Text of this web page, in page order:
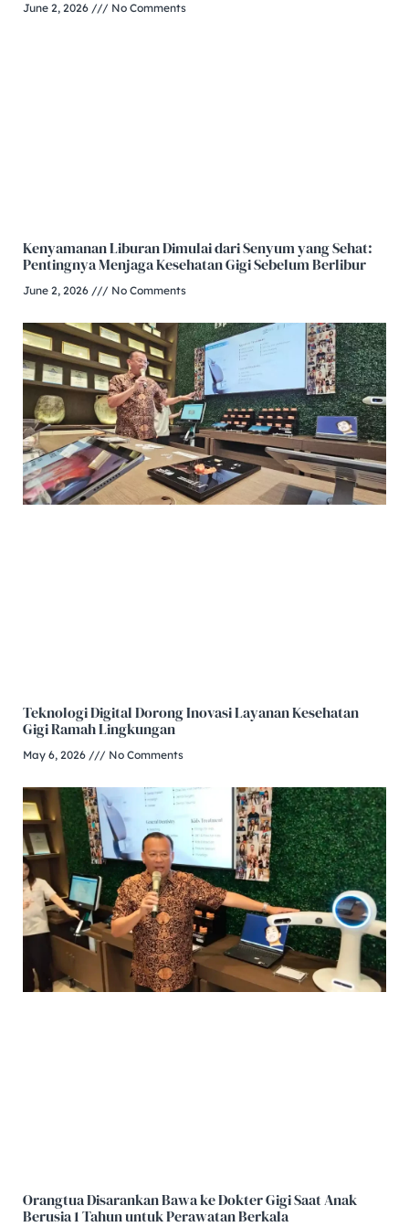
June 2, 2026 No Comments
Kenyamanan Liburan Dimulai dari Senyum yang Sehat:
Pentingnya Menjaga Kesehatan Gigi Sebelum Berlibur
June 2, 2026 No Comments
Teknologi Digital Dorong Inovasi Layanan Kesehatan
Gigi Ramah Lingkungan
May 6, 2026 No Comments
Orangtua Disarankan Bawa ke Dokter Gigi Saat Anak
Berusia 1 Tahun untuk Perawatan Berkala